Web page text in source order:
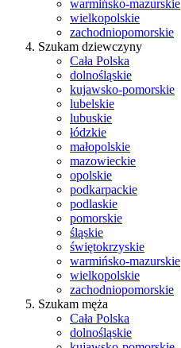
warmińsko-mazurskie
wielkopolskie
zachodniopomorskie
Szukam dziewczyny
Cała Polska
dolnośląskie
kujawsko-pomorskie
lubelskie
lubuskie
łódzkie
małopolskie
mazowieckie
opolskie
podkarpackie
podlaskie
pomorskie
śląskie
świętokrzyskie
warmińsko-mazurskie
wielkopolskie
zachodniopomorskie
Szukam męża
Cała Polska
dolnośląskie